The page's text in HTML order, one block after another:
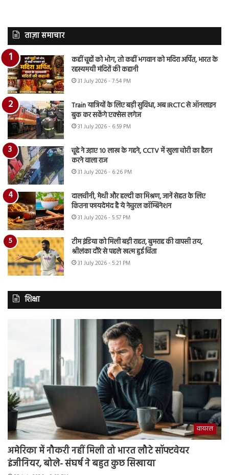
ताज़ा समाचार
कहीं चूहों को भोग, तो कहीं भगवान को मदिरा अर्पित, भारत के
रहस्यमयी मंदिरों की कहानी
31 July 2026 - 7:54 PM
Train यात्रियों के लिए बड़ी सुविधा, अब IRCTC से ऑनलाइन
बुक कर सकेंगे एक्सेस लगेज
31 July 2026 - 6:59 PM
चूहे ने उड़ाए 10 लाख के गहने, CCTV में खुला चोरी का हैरान
करने वाला राज
31 July 2026 - 6:26 PM
दालचीनी, मेथी और हल्दी का मिश्रण, जानें सेहत के लिए
कितना फायदेमंद है ये नेचुरल कॉम्बिनेशन
31 July 2026 - 5:57 PM
टीम इंडिया को मिली बड़ी राहत, बुमराह की वापसी तय,
श्रीलंका दौरे से पहले खत्म हुई चिंता
31 July 2026 - 5:21 PM
शिक्षा
वायरल
अमेरिका में नौकरी नहीं मिली तो भारत लौटे सॉफ्टवेयर
इंजीनियर, बोले- संघर्ष ने बहुत कुछ सिखाया